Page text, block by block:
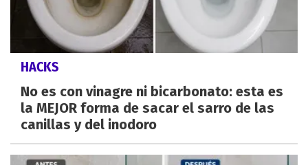
HACKS
No es con vinagre ni bicarbonato: esta es
la MEJOR forma de sacar el sarro de las
canillas y del inodoro